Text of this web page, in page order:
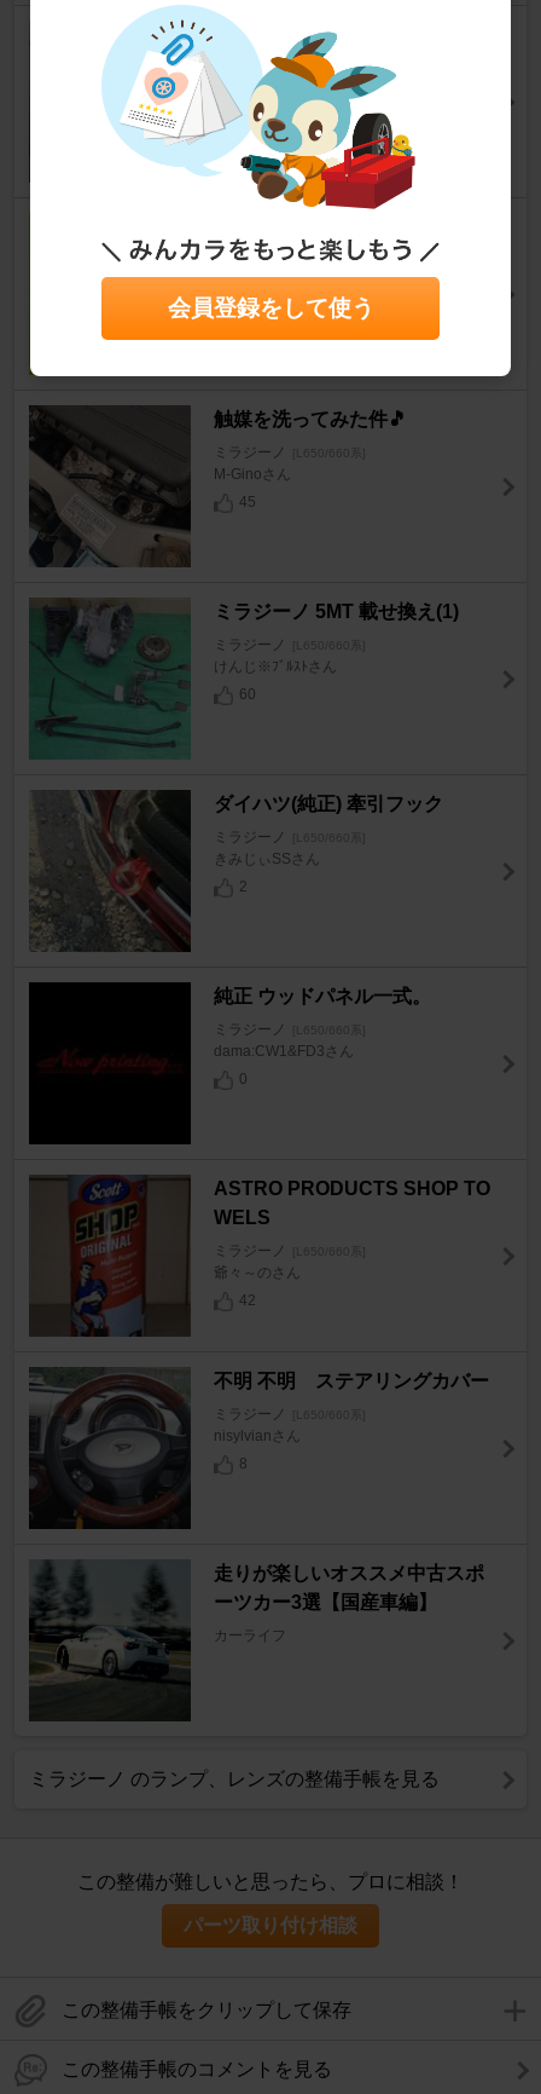
エアコン
ミラジーノ [L650/660系]
いち いちさん
5
ミラジーノ [L650/660系]
でいちゅけさん
210
触媒を洗ってみた件🎵
ミラジーノ [L650/660系]
M-Ginoさん
45
ミラジーノ 5MT 載せ換え(1)
ミラジーノ [L650/660系]
けんじ※ﾌﾞﾙｽﾄさん
60
ダイハツ(純正) 牽引フック
ミラジーノ [L650/660系]
きみじぃSSさん
2
純正 ウッドパネル一式。
ミラジーノ [L650/660系]
dama:CW1&FD3さん
0
ASTRO PRODUCTS SHOP TO
WELS
ミラジーノ [L650/660系]
爺々～のさん
42
不明 不明 ステアリングカバー
ミラジーノ [L650/660系]
nisylvianさん
8
走りが楽しいオススメ中古スポ
ーツカー3選【国産車編】
カーライフ
ミラジーノ のランプ、レンズの整備手帳を見る
この整備が難しいと思ったら、プロに相談！
パーツ取り付け相談
この整備手帳をクリップして保存
この整備手帳のコメントを見る
会員登録をして使う